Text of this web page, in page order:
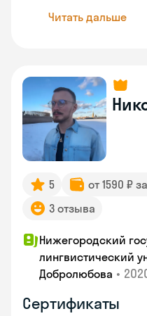
Читать дальше
5 от 1590 ₽
3 отзыва
Нижегородский
лингвистический
Добролюбова •
Сертификаты